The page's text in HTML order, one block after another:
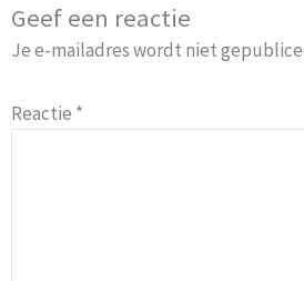
Geef een reactie
Je e-mailadres wordt niet
Reactie *